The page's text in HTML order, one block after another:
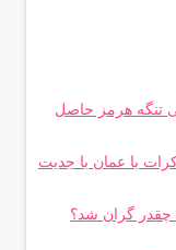
تنگه هرمز حاصل
با عمان با جدیت